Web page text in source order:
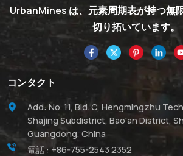
UrbanMines は、元素周期表が持つ無
切り拓いています。
コンタクト
Add: No. 11, Bld. C, Hengmingzhu
Shajing Subdistrict, Bao'an District,
Guangdong, China
電話 :+86-755-2543 2352